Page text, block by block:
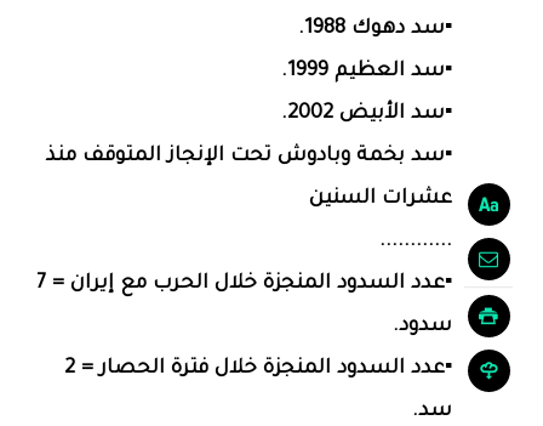
▪سد دهوك 1988.
▪سد العظيم 1999.
▪سد الأبيض 2002.
▪سد بخمة وبادوش تحت الإنجاز المتوقف منذ
عشرات السنين
............
▪عدد السدود المنجزة خلال الحرب مع إيران = 7
سدود.
▪عدد السدود المنجزة خلال فترة الحصار = 2
سد.